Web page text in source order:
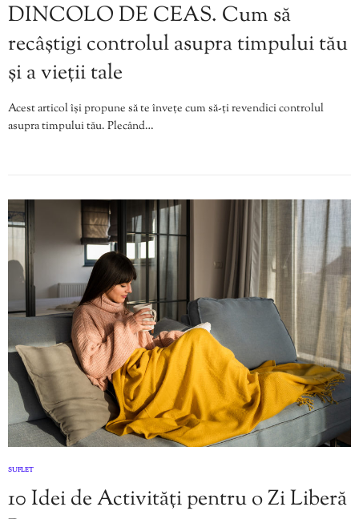
DINCOLO DE CEAS. Cum să
recâștigi controlul asupra timpului tău
și a vieții tale
Acest articol își propune să te învețe cum să-ți revendici controlul
asupra timpului tău. Plecând…
SUFLET
10 Idei de Activități pentru o Zi Liberă